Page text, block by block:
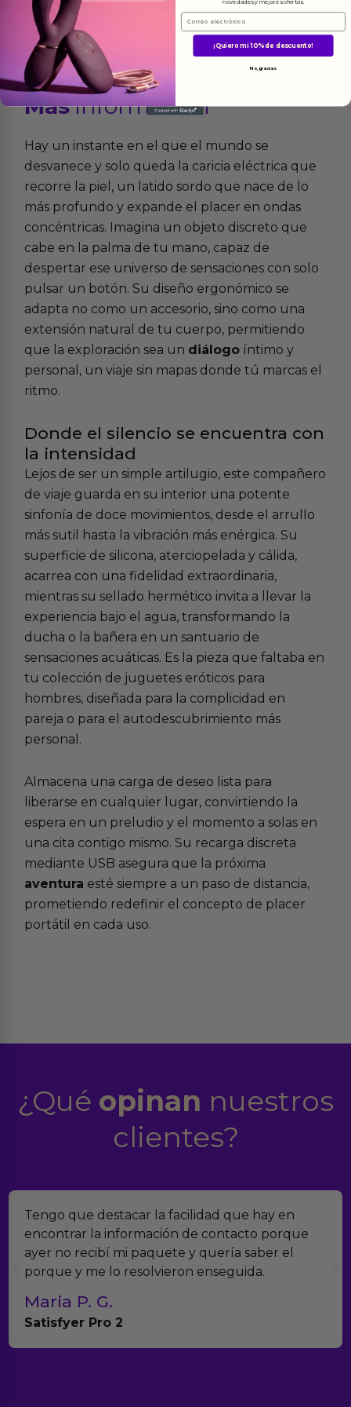
Másinformacion
Hay un instante en el que el mundo se
desvanece y solo queda la caricia eléctrica que
recorre la piel, un latido sordo que nace de lo
más profundo y expande el placer en ondas
concéntricas. Imagina un objeto discreto que
cabe en la palma de tu mano, capaz de
despertar ese universo de sensaciones con solo
pulsar un botón. Su diseño ergonómico se
adapta no como un accesorio, sino como una
extensión natural de tu cuerpo, permitiendo
que la exploración sea un diálogo íntimo y
personal, un viaje sin mapas donde tú marcas el
ritmo.
Donde el silencio se encuentra con
la intensidad
Lejos de ser un simple artilugio, este compañero
de viaje guarda en su interior una potente
sinfonía de doce movimientos, desde el arrullo
más sutil hasta la vibración más enérgica. Su
superficie de silicona, aterciopelada y cálida,
acarrea con una fidelidad extraordinaria,
mientras su sellado hermético invita a llevar la
experiencia bajo el agua, transformando la
ducha o la bañera en un santuario de
sensaciones acuáticas. Es la pieza que faltaba en
tu colección de juguetes eróticos para
hombres, diseñada para la complicidad en
pareja o para el autodescubrimiento más
personal.
Almacena una carga de deseo lista para
liberarse en cualquier lugar, convirtiendo la
espera en un preludio y el momento a solas en
una cita contigo mismo. Su recarga discreta
mediante USB asegura que la próxima
aventura esté siempre a un paso de distancia,
prometiendo redefinir el concepto de placer
portátil en cada uso.
¿Qué opinan nuestros
clientes?
Tengo que destacar la facilidad que hay en
encontrar la información de contacto porque
ayer no recibí mi paquete y quería saber el
porque y me lo resolvieron enseguida.
Maria P. G.
Satisfyer Pro 2
novedades y mejores ofertas.
Email
¡Quiero mi 10% de descuento!
No, gracias